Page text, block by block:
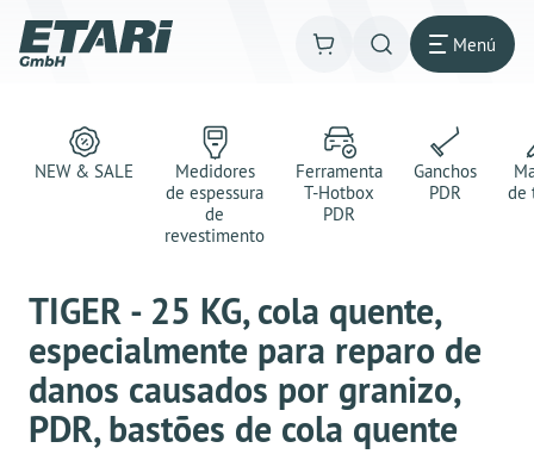
Menú
NEW & SALE
Medidores
de espessura
de
revestimento
Ferramenta
T-Hotbox
PDR
Ganchos
PDR
de
TIGER - 25 KG, cola quente,
especialmente para reparo de
danos causados por granizo,
PDR, bastões de cola quente